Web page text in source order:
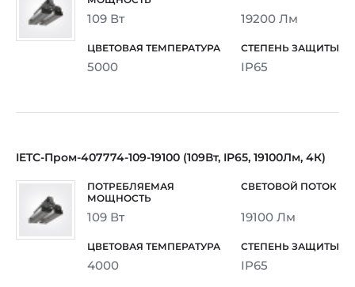
109 Вт 19200 Лм
5000 IP65
IETC-Пром-407774-109-19100 (109Вт, IP65, 19100Лм, 4К)
109 Вт 19100 Лм
4000 IP65